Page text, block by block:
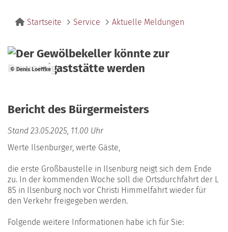
Startseite Service Aktuelle Meldungen
© Denis Loeffke
Bericht des Bürgermeisters
Stand 23.05.2025, 11.00 Uhr
Werte Ilsenburger, werte Gäste,
die erste Großbaustelle in Ilsenburg neigt sich dem Ende
zu. In der kommenden Woche soll die Ortsdurchfahrt der L
85 in Ilsenburg noch vor Christi Himmelfahrt wieder für
den Verkehr freigegeben werden.
Folgende weitere Informationen habe ich für Sie: